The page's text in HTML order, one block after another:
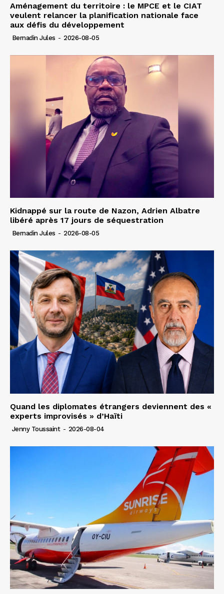
Aménagement du territoire : le MPCE et le CIAT
veulent relancer la planification nationale face
aux défis du développement
Bernadin Jules - 2026-08-05
Kidnappé sur la route de Nazon, Adrien Albatre
libéré après 17 jours de séquestration
Bernadin Jules - 2026-08-05
Quand les diplomates étrangers deviennent des «
experts improvisés » d’Haïti
Jenny Toussaint - 2026-08-04